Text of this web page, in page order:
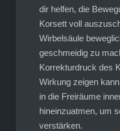
dir helfen, die
Korsett voll
Wirbelsäule
geschmeidig zu
Korrekturdruck des
Wirkung zeigen
in die Freiräume
hineinzuatmen, um
verstärken.